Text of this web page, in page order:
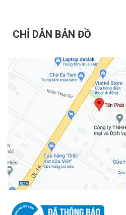
CHỈ DẪN BẢN ĐỒ